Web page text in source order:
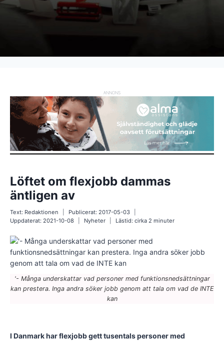
ANNONS
Löftet om flexjobb dammas
äntligen av
Text: Redaktionen Publicerat: 2017-05-03
Uppdaterat: 2021-10-08 Nyheter Lästid: cirka2minuter
'- Många underskattar vad personer med funktionsnedsättningar
kan prestera. Inga andra söker jobb genom att tala om vad de INTE
kan
I Danmark har flexjobb gett tusentals personer med